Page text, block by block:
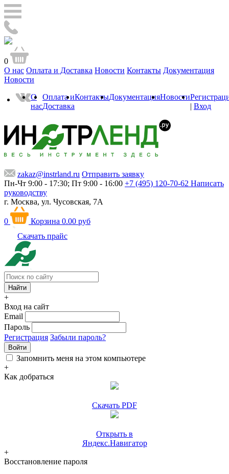
0
О нас Оплата и Доставка Новости Контакты Документация
Новости
О
нас
Оплата и
Доставка
КонтактыДокументацияНовости
| Вход
zakaz@instrland.ru Отправить заявку
Пн-Чт 9:00 - 17:30; Пт 9:00 - 16:00 +7 (495) 120-70-62 Написать
руководству
г. Москва, ул. Чусовская, 7А
0 Корзина 0.00 руб
Скачать прайс
+
Вход на сайт
Email
Пароль
Регистрация Забыли пароль?
Войти
Запомнить меня на этом компьютере
+
Как добраться
Скачать PDF
Открыть в
Яндекс.Навигатор
+
Восстановление пароля